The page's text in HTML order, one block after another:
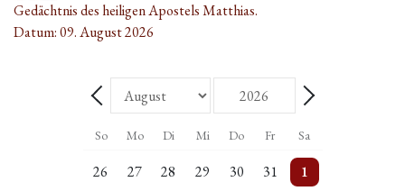
Gedächtnis des heiligen Apostels Matthias.
Datum:09. August 2026
Zurück - Monat
Monat
Weiter - Monat
So Mo Di Mi Do Fr Sa
26
5 Veranstaltungen
27
Einzelne Veranstaltung
28
2 Veranstaltungen
29
Einzelne Veranstaltung
30
2 Veranstaltungen
31
Einzelne Veranstaltung
1
5 Veranstaltungen